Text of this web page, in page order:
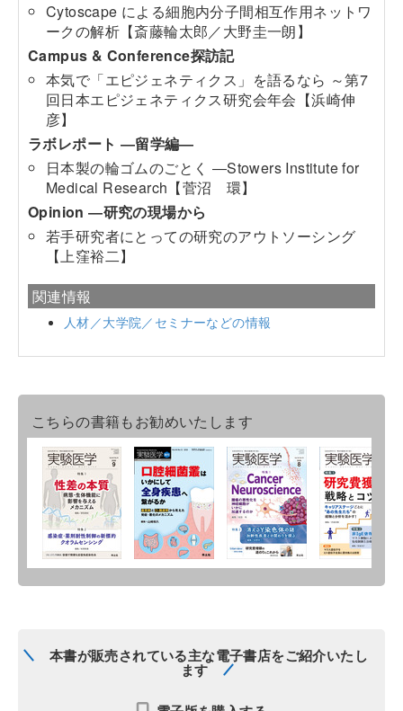
Cytoscape による細胞内分子間相互作用ネットワ
ークの解析【斎藤輪太郎／大野圭一朗】
Campus & Conference探訪記
本気で「エピジェネティクス」を語るなら ～第7
回日本エピジェネティクス研究会年会【浜崎伸
彦】
ラボレポート ―留学編―
日本製の輪ゴムのごとく ―Stowers Institute for
Medical Research【菅沼 環】
Opinion ―研究の現場から
若手研究者にとっての研究のアウトソーシング
【上窪裕二】
関連情報
人材／大学院／セミナーなどの情報
こちらの書籍もお勧めいたします
本書が販売されている主な電子書店をご紹介いたし
ます